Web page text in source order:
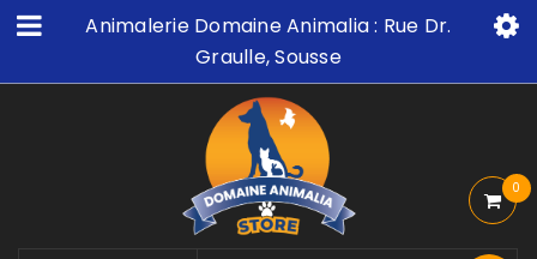
Animalerie Domaine Animalia : Rue Dr.
Graulle, Sousse
0